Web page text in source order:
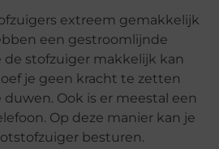
extreem gemakkelijk
een gestroomlijnde
de stofzuiger makkelijk kan
je geen kracht te zetten
Ook is er meestal een
Op deze manier kan je
besturen.